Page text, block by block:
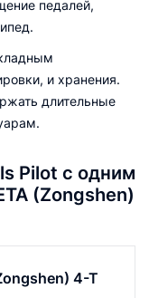
педалей,
и хранения.
длительные
Pilot с одним
(Zongshen)
4-Т